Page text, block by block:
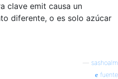
clave emit causa un
diferente, o es solo azúcar
sashoalm
fuente